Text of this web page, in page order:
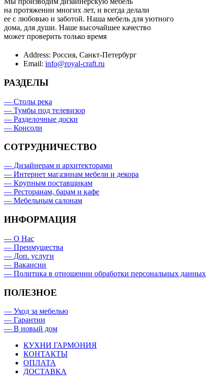
на протяжении многих лет, и всегда делали
ее с любовью и заботой. Наша мебель для уютного
дома, для души. Наше высочайшее качество
может проверить только время
Address: Россия, Санкт-Петербург
Email: info@royal-craft.ru
РАЗДЕЛЫ
— Столы река
— Тумбы под телевизор
— Разделочные доски
— Консоли
СОТРУДНИЧЕСТВО
— Дизайнерам и архитекторами
— Интернет магазинам мебели и декора
— Крупным поставщикам
— Ресторанам, барам и кафе
— Мебельным салонам
ИНФОРМАЦИЯ
— О Нас
— Преимущества
— Доп. услуги
— Вакансии
— Политика в отношении обработки персональных данных
ПОЛЕЗНОЕ
— Уход за мебелью
— Гарантии
— В новый дом
КУХНИ ГАРМОНИЯ
КОНТАКТЫ
ОПЛАТА
ДОСТАВКА